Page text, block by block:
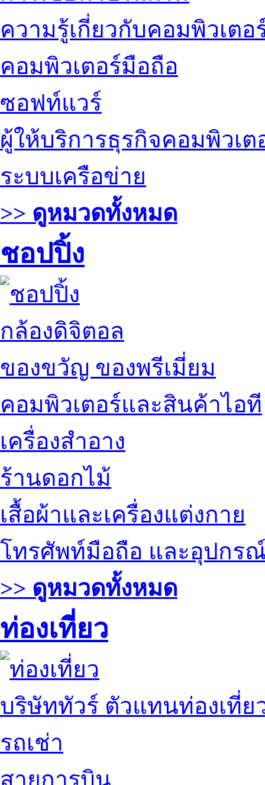
ความรู้เกี่ยวกับคอมพิวเตอ
คอมพิวเตอร์มือถือ
ซอฟท์แวร์
ผู้ให้บริการธุรกิจคอมพิวเต
ระบบเครือข่าย
>> ดูหมวดทั้งหมด
ชอปปิ้ง
กล้องดิจิตอล
ของขวัญ ของพรีเมี่ยม
คอมพิวเตอร์และสินค้าไอที
เครื่องสำอาง
ร้านดอกไม้
เสื้อผ้าและเครื่องแต่งกาย
โทรศัพท์มือถือ และอุปกร
>> ดูหมวดทั้งหมด
ท่องเที่ยว
บริษัททัวร์ ตัวแทนท่องเที่ย
รถเช่า
สายการบิน